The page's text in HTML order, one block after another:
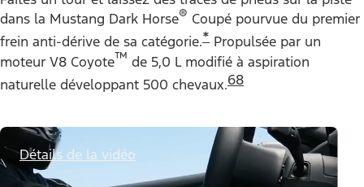
En savoir plus
Détails de l'image
Performance